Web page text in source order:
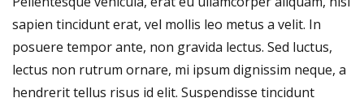
sapien tincidunt erat, vel mollis leo metus a velit. In
posuere tempor ante, non gravida lectus. Sed luctus,
lectus non rutrum ornare, mi ipsum dignissim neque, a
hendrerit tellus risus id elit. Suspendisse tincidunt